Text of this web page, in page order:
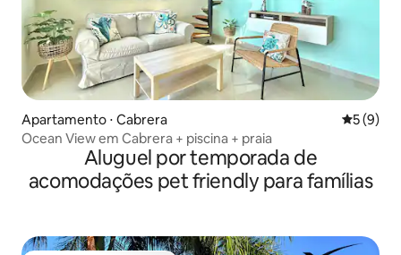
Apartamento ⋅ Cabrera 5 de
5 (9)
Ocean View em Cabrera + piscina + praia
Aluguel por temporada de
acomodações pet friendly para famílias